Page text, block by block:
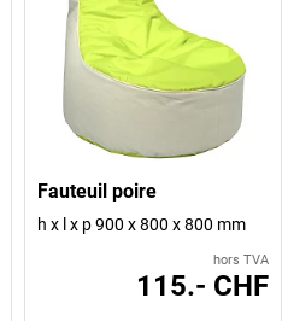
Fauteuil poire
h x l x p 900 x 800 x 800 mm
hors TVA
115.- CHF